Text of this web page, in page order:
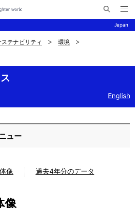
Japan
イ
メ
ニ
ュ
ステナビリティ
環境
English
ュー
像 過去4年分のデータ
像